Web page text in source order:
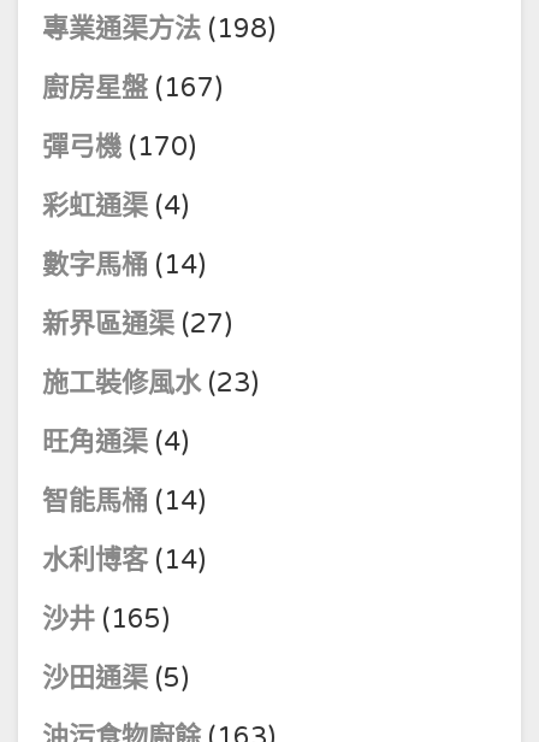
專業通渠方法 (198)
廚房星盤 (167)
彈弓機 (170)
彩虹通渠 (4)
數字馬桶 (14)
新界區通渠 (27)
施工裝修風水(23)
旺角通渠 (4)
智能馬桶 (14)
水利博客(14)
沙井 (165)
沙田通渠 (5)